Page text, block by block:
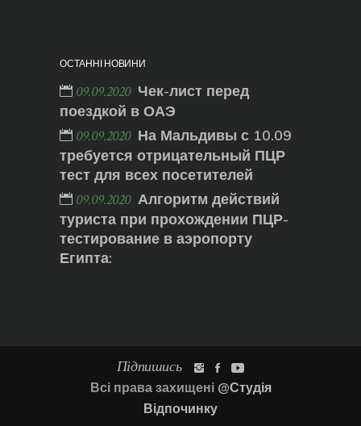
ОСТАННІ НОВИНИ
09.09.2020 Чек-лист перед
поездкой в ОАЭ
09.09.2020 На Мальдивы с 10.09
требуется отрицательный ПЦР
тест для всех посетителей
09.09.2020 Алгоритм действий
туриста при прохождении ПЦР-
тестирование в аэропорту
Египта:
Підпишись
Всі права захищені @Студія
Відпочинку